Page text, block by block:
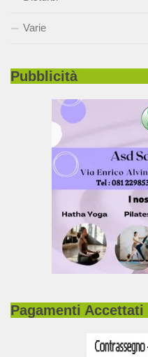
Varie
Pubblicità
Pagamenti Accettati